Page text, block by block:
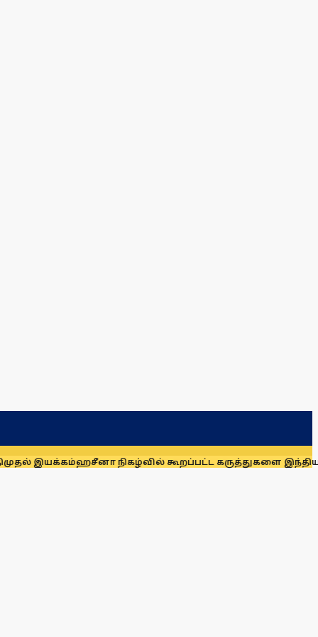
ஹசீனா நிகழ்வில் கூறப்பட்ட கருத்துகளை இந்தியா